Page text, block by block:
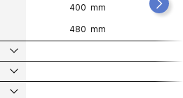
400 mm
480 mm